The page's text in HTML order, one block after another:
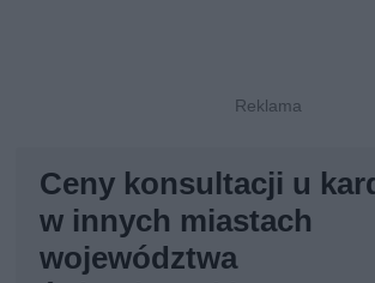
Ceny konsultacji u
w innych miastach
województwa